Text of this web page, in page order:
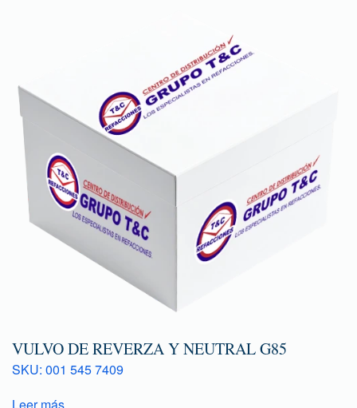
VULVO DE REVERZA Y NEUTRAL G85
SKU: 001 545 7409